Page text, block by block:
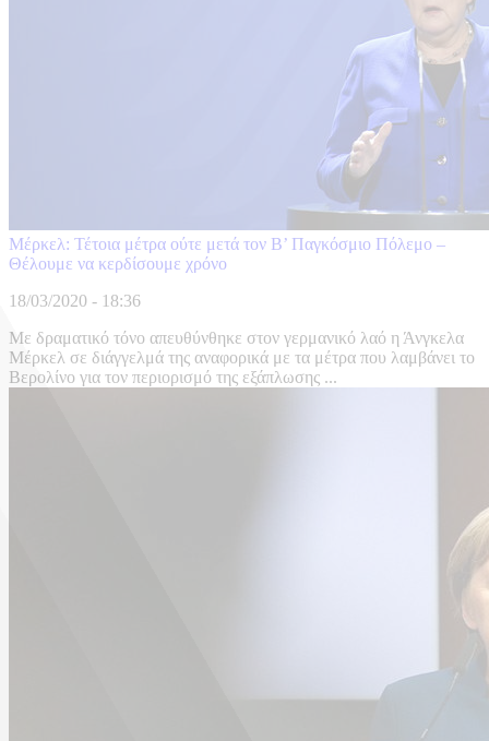
Μέρκελ: Τέτοια μέτρα ούτε μετά τον Β’ Παγκόσμιο Πόλεμο –
Θέλουμε να κερδίσουμε χρόνο
18/03/2020 - 18:36
Με δραματικό τόνο απευθύνθηκε στον γερμανικό λαό η Άνγκελα
Μέρκελ σε διάγγελμά της αναφορικά με τα μέτρα που λαμβάνει το
Βερολίνο για τον περιορισμό της εξάπλωσης ...